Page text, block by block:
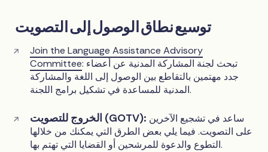
توسيع نطاق الوصول إلى التصويت
Join the Language Assistance Advisory
Committee: تبحث لجنة المشاركة المدنية عن أعضاء
جدد مهتمين بالتقاطع بين الوصول إلى اللغة والمشاركة
المدنية للمساعدة في تشكيل برامج اللجنة.
الخروج للتصويت (GOTV): ساعد في تشجيع الآخرين
على التصويت. فيما يلي بعض الطرق التي يمكنك من خلالها
التطوع والدعوة للمرشحين أو القضايا التي تهتم بها.